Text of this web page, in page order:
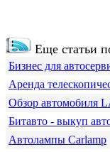
Еще статьи
Бизнес для
Аренда
Обзор автомобиля
Битавто - выкуп
Автолампы Carlamp